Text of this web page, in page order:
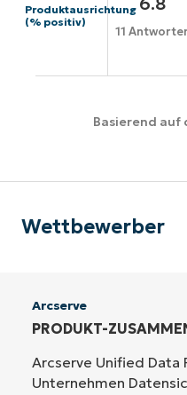
Produktausrichtung
(% positiv)
11
Basierend auf
Wettbewerber
Arcserve
PRODUKT-
Arcserve Unified
Unternehmen